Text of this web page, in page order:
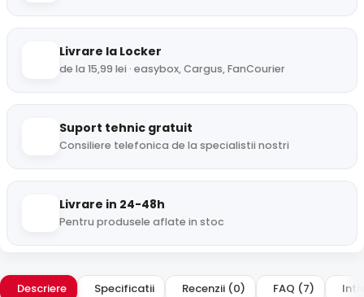
Livrare la Locker
de la 15,99 lei · easybox, Cargus, FanCourier
Suport tehnic gratuit
Consiliere telefonica de la specialistii nostri
Livrare in 24-48h
Pentru produsele aflate in stoc
Descriere Specificatii Recenzii (0) FAQ (7)